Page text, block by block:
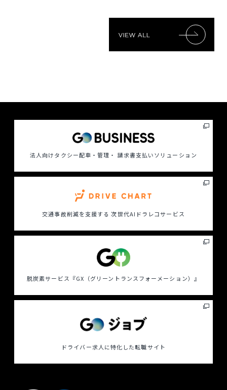
法人向けタクシー配車・管理・ 請求書支払いソリューション
交通事故削減を支援する 次世代AIドラレコサービス
脱炭素サービス 『GX（グリーントランスフォーメーション）』
ドライバー求人に特化した転職サイト